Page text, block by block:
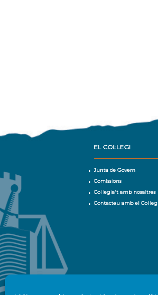
EL COL·LEGI
Junta de Govern
Comissions
Col·legia't amb nosaltres
Contacteu amb el